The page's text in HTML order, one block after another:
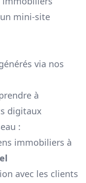
mini-site
via nos
à
digitaux
:
immobiliers à
avec les clients